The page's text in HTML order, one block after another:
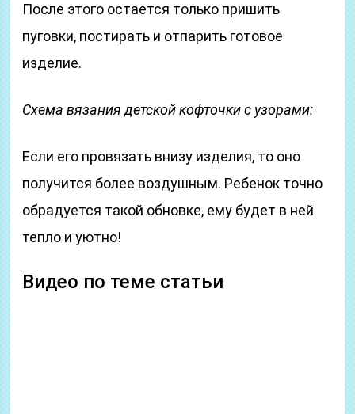
После этого остается только пришить
пуговки, постирать и отпарить готовое
изделие.
Схема вязания детской кофточки с узорами:
Если его провязать внизу изделия, то оно
получится более воздушным. Ребенок точно
обрадуется такой обновке, ему будет в ней
тепло и уютно!
Видео по теме статьи